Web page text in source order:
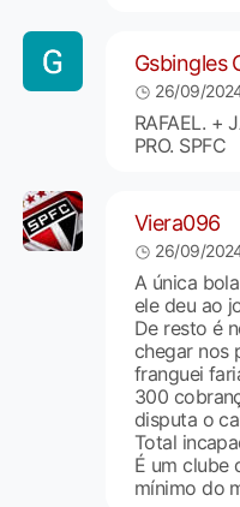
Gsbingles
26/09/
RAFAEL. +
PRO. SPFC
Viera096
26/09/
A única
ele deu ao
De resto é
chegar nos
franguei
300
disputa o
Total
É um clube
mínimo do